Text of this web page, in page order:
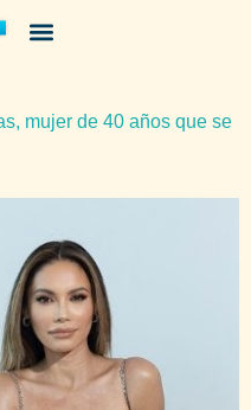
mujer de 40 años que se